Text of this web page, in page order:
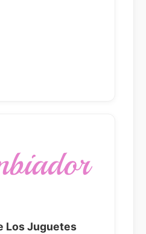
Los Juguetes